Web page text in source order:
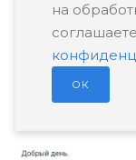
«Банки.ру»
на
ОК